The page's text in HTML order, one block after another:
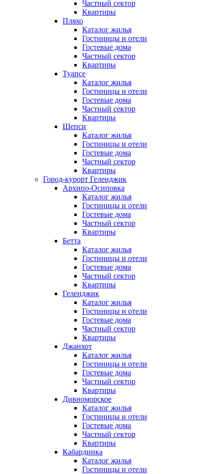
Частный сектор
Квартиры
Пляхо
Каталог жилья
Гостиницы и отели
Гостевые дома
Частный сектор
Квартиры
Туапсе
Каталог жилья
Гостиницы и отели
Гостевые дома
Частный сектор
Квартиры
Шепси
Каталог жилья
Гостиницы и отели
Гостевые дома
Частный сектор
Квартиры
Город-курорт Геленджик
Архипо-Осиповка
Каталог жилья
Гостиницы и отели
Гостевые дома
Частный сектор
Квартиры
Бетта
Каталог жилья
Гостиницы и отели
Гостевые дома
Частный сектор
Квартиры
Геленджик
Каталог жилья
Гостиницы и отели
Гостевые дома
Частный сектор
Квартиры
Джанхот
Каталог жилья
Гостиницы и отели
Гостевые дома
Частный сектор
Квартиры
Дивноморское
Каталог жилья
Гостиницы и отели
Гостевые дома
Частный сектор
Квартиры
Кабардинка
Каталог жилья
Гостиницы и отели